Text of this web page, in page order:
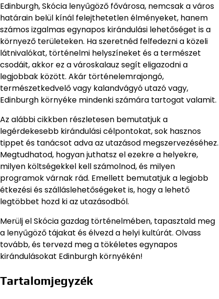
Edinburgh, Skócia lenyűgöző fővárosa, nemcsak a város
határain belül kínál felejthetetlen élményeket, hanem
számos izgalmas egynapos kirándulási lehetőséget is a
környező területeken. Ha szeretnéd felfedezni a közeli
látnivalókat, történelmi helyszíneket és a természet
csodáit, akkor ez a városkalauz segít eligazodni a
legjobbak között. Akár történelemrajongó,
természetkedvelő vagy kalandvágyó utazó vagy,
Edinburgh környéke mindenki számára tartogat valamit.
Az alábbi cikkben részletesen bemutatjuk a
legérdekesebb kirándulási célpontokat, sok hasznos
tippet és tanácsot adva az utazásod megszervezéséhez.
Megtudhatod, hogyan juthatsz el ezekre a helyekre,
milyen költségekkel kell számolnod, és milyen
programok várnak rád. Emellett bemutatjuk a legjobb
étkezési és szálláslehetőségeket is, hogy a lehető
legtöbbet hozd ki az utazásodból.
Merülj el Skócia gazdag történelmében, tapasztald meg
a lenyűgöző tájakat és élvezd a helyi kultúrát. Olvass
tovább, és tervezd meg a tökéletes egynapos
kirándulásokat Edinburgh környékén!
Tartalomjegyzék